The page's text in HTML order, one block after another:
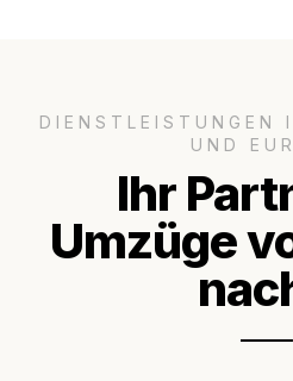
DIENSTLEISTUNGEN
UND
Ihr
Umzüge